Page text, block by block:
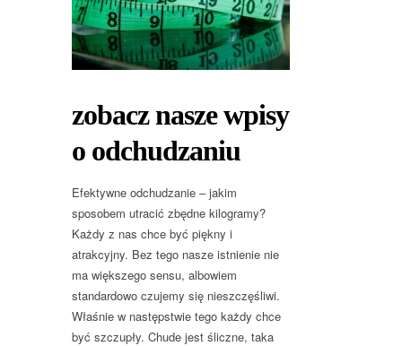
zobacz nasze wpisy
o odchudzaniu
Efektywne odchudzanie – jakim
sposobem utracić zbędne kilogramy?
Każdy z nas chce być piękny i
atrakcyjny. Bez tego nasze istnienie nie
ma większego sensu, albowiem
standardowo czujemy się nieszczęśliwi.
Właśnie w następstwie tego każdy chce
być szczupły. Chude jest śliczne, taka